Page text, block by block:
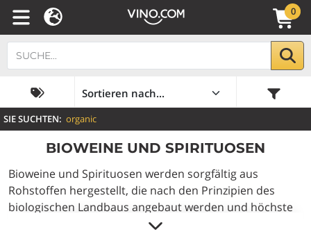
0
SIE SUCHTEN: organic
BIOWEINE UND SPIRITUOSEN
Bioweine und Spirituosen werden sorgfältig aus
Rohstoffen hergestellt, die nach den Prinzipien des
biologischen Landbaus angebaut werden und höchste
Rücksicht auf die Umwelt nehmen. Entdecken Sie